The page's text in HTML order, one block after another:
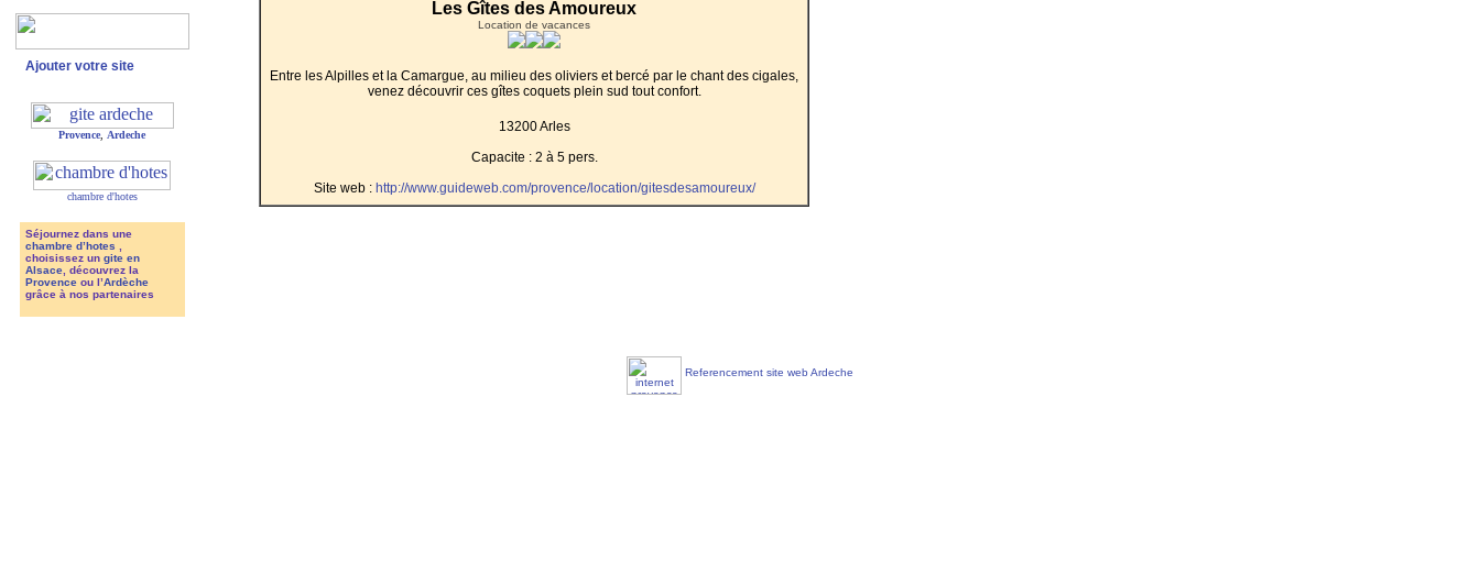
Ajouter votre site
Provence Ardeche
chambre d'hotes
Séjournez dans une
chambre d’hotes
choisissez un gite en
Alsace, découvrez la
Provenceou l’Ardèche
grâce à nos partenaires
Les Gîtes des Amoureux
Location de vacances
Entre les Alpilles et la Camargue, au milieu des oliviers et bercé par le chant des cigales,
venez découvrir ces gîtes coquets plein sud tout confort.
13200 Arles
Capacite : 2 à 5 pers.
Site web : http://www.guideweb.com/provence/location/gitesdesamoureux/
Referencement site web Ardeche